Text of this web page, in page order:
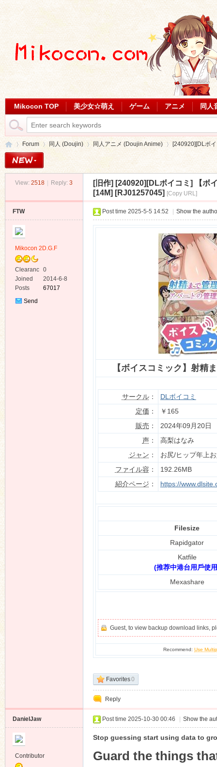
Mikocon TOP 美少女☆萌え ゲーム アニメ 同人
Forum
›
同人 (Doujin) 同人アニメ (Doujin Anime)
›
[240920][DLボ
View: 2518 Reply: 3 [旧作] [240920][DLボイコミ] 【ボ
[14M] [RJ01257045] [Copy URL]
FTW
Mikocon 2D.G.F
Clearanc
e
0
Joined
2014-6-8
Posts
67017
Send
Post time 2025-5-5 14:52 Show the
【ボイスコミック】射精
サークル：
DLボイコミ
定価 ：
￥165
販売 ：
2024年09月20日
声：
高梨はなみ
ジャン ：
お尻/ヒップ年上
ファイル容 ：
192.26MB
紹介ページ ： https://
Filesize
Rapidgator
Katfile
(推荐中港台用戶使
Mexashare
Guest, to view backup download links,
Recommend:Use
Favorites0
Reply
DanielJaw
Contributor
Post time 2025-10-30 00:46 Show the
Stop guessing start using data to
Guard the things